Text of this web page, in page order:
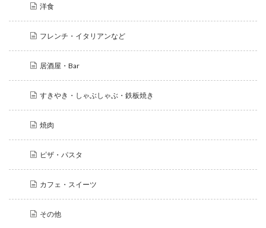
洋食
フレンチ・イタリアンなど
居酒屋・Bar
すきやき・しゃぶしゃぶ・鉄板焼き
焼肉
ピザ・パスタ
カフェ・スイーツ
その他